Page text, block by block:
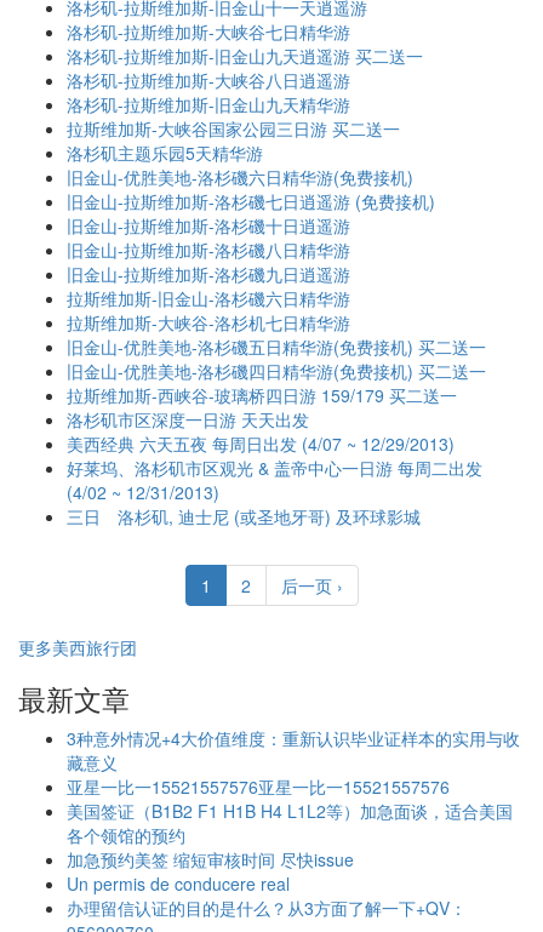
洛杉矶-拉斯维加斯-旧金山十一天逍遥游
洛杉矶-拉斯维加斯-大峡谷七日精华游
洛杉矶-拉斯维加斯-旧金山九天逍遥游 买二送一
洛杉矶-拉斯维加斯-大峡谷八日逍遥游
洛杉矶-拉斯维加斯-旧金山九天精华游
拉斯维加斯-大峡谷国家公园三日游 买二送一
洛杉矶主题乐园5天精华游
旧金山-优胜美地-洛杉磯六日精华游(免费接机)
旧金山-拉斯维加斯-洛杉磯七日逍遥游 (免费接机)
旧金山-拉斯维加斯-洛杉磯十日逍遥游
旧金山-拉斯维加斯-洛杉磯八日精华游
旧金山-拉斯维加斯-洛杉磯九日逍遥游
拉斯维加斯-旧金山-洛杉磯六日精华游
拉斯维加斯-大峡谷-洛杉机七日精华游
旧金山-优胜美地-洛杉磯五日精华游(免费接机) 买二送一
旧金山-优胜美地-洛杉磯四日精华游(免费接机) 买二送一
拉斯维加斯-西峡谷-玻璃桥四日游 159/179 买二送一
洛杉矶市区深度一日游 天天出发
美西经典 六天五夜 每周日出发 (4/07 ~ 12/29/2013)
好莱坞、洛杉矶市区观光 & 盖帝中心一日游 每周二出发
(4/02 ~ 12/31/2013)
三日 洛杉矶, 迪士尼 (或圣地牙哥) 及环球影城
1 2 后一页 ›
更多美西旅行团
最新文章
3种意外情况+4大价值维度：重新认识毕业证样本的实用与收
藏意义
亚星一比一15521557576亚星一比一15521557576
美国签证（B1B2 F1 H1B H4 L1L2等）加急面谈，适合美国
各个领馆的预约
加急预约美签 缩短审核时间 尽快issue
Un permis de conducere real
办理留信认证的目的是什么？从3方面了解一下+QV：